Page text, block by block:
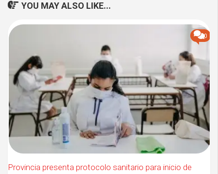
YOU MAY ALSO LIKE...
0
Provincia presenta protocolo sanitario para inicio de